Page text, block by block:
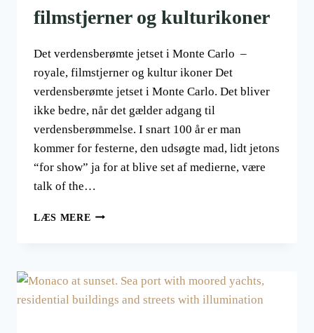
filmstjerner og kulturikoner
Det verdensberømte jetset i Monte Carlo –
royale, filmstjerner og kultur ikoner Det
verdensberømte jetset i Monte Carlo. Det bliver
ikke bedre, når det gælder adgang til
verdensberømmelse. I snart 100 år er man
kommer for festerne, den udsøgte mad, lidt jetons
“for show” ja for at blive set af medierne, være
talk of the…
LÆS MERE DET
CARLO.
KENDTE